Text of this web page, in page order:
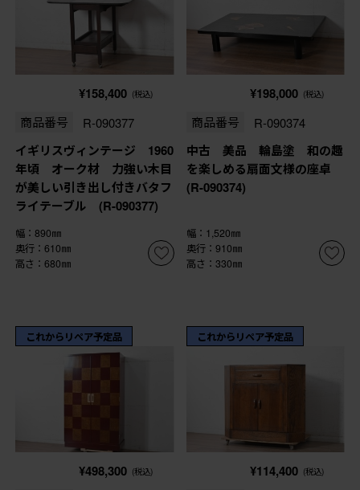
¥158,400 (税込)
商品番号 R-090377
イギリスヴィンテージ 1960
年頃 オーク材 力強い木目
が美しい引き出し付きバタフ
ライテーブル (R-090377)
幅：890㎜
奥行：610㎜
高さ：680㎜
¥198,000 (税込)
商品番号 R-090374
中古 美品 輪島塗 和の趣
を楽しめる扇面文様の座卓
(R-090374)
幅：1,520㎜
奥行：910㎜
高さ：330㎜
これからリペア予定品
¥498,300 (税込)
これからリペア予定品
¥114,400 (税込)